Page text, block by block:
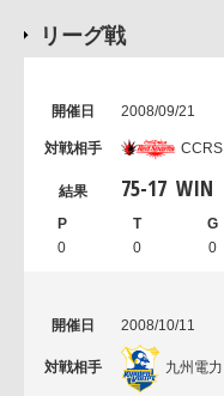
リーグ戦
2008/09/21
CCRS
75-17 WIN
0 0 0
2008/10/11
九州電力